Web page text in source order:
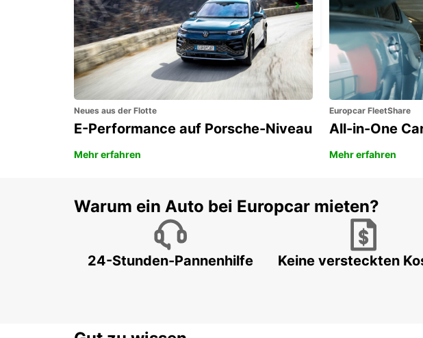
LA PLATA CITY
LA PLATA - ARGENTINA BUENOS
Neues aus der Flotte
E-Performance auf Porsche-Niveau
Mehr erfahren
Europcar FleetShare
All-in-One
Mehr erfahren
Warum ein Auto bei Europcar mieten?
24-Stunden-Pannenhilfe Keine versteckten